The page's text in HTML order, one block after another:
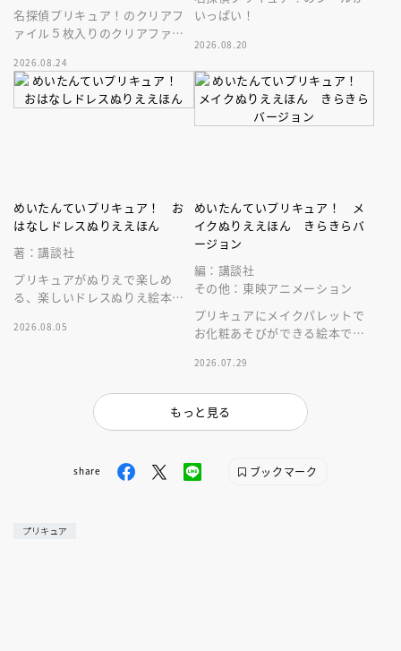
名探偵プリキュア！のクリアフ
ァイル５枚入りのクリアファイ
2026.08.24
いっぱい！
2026.08.20
めいたんていプリキュア！ お
はなしドレスぬりええほん
著：講談社
プリキュアがぬりえで楽しめ
る、楽しいドレスぬりえ絵本で
を完成させてね！
2026.08.05
めいたんていプリキュア！ メ
イクぬりええほん きらきらバ
ージョン
編：講談社
その他：東映アニメーション
プリキュアにメイクパレットで
お化粧あそびができる絵本で
ラクターもパワーアップの第二
2026.07.29
もっと見る
share ブックマーク
プリキュア